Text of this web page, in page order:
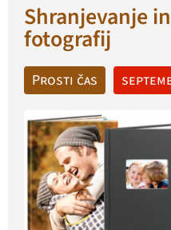
Shranjevanje
fotografij
Prosti čas